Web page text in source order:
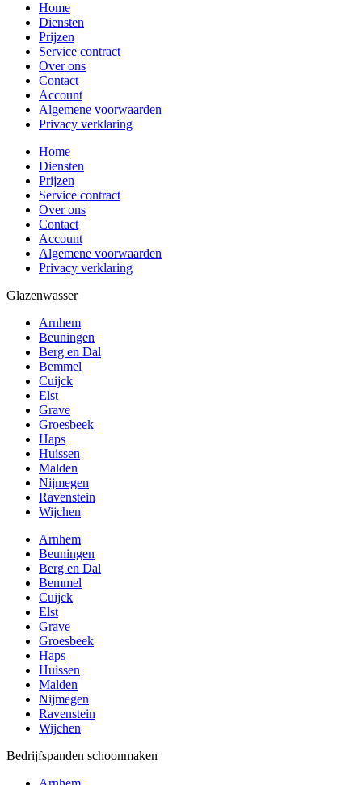
Home
Diensten
Prijzen
Service contract
Over ons
Contact
Account
Algemene voorwaarden
Privacy verklaring
Home
Diensten
Prijzen
Service contract
Over ons
Contact
Account
Algemene voorwaarden
Privacy verklaring
Glazenwasser
Arnhem
Beuningen
Berg en Dal
Bemmel
Cuijck
Elst
Grave
Groesbeek
Haps
Huissen
Malden
Nijmegen
Ravenstein
Wijchen
Arnhem
Beuningen
Berg en Dal
Bemmel
Cuijck
Elst
Grave
Groesbeek
Haps
Huissen
Malden
Nijmegen
Ravenstein
Wijchen
Bedrijfspanden schoonmaken